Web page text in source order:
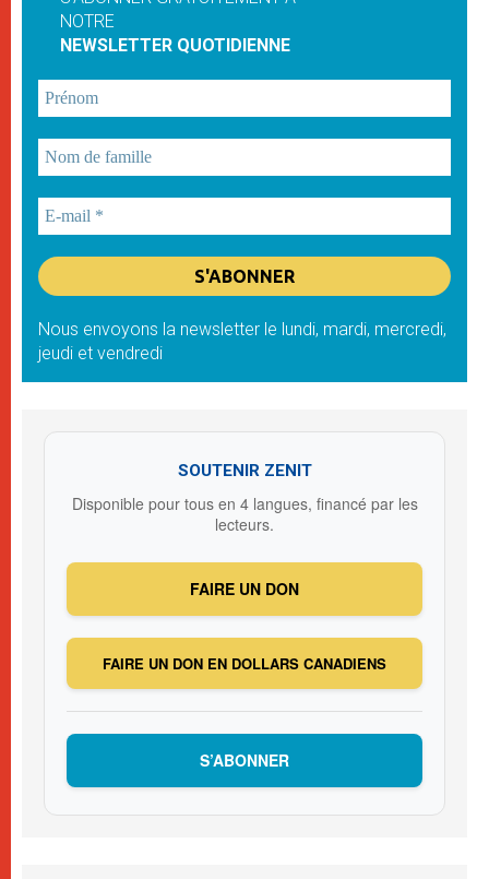
NOTRE
NEWSLETTER QUOTIDIENNE
Nous envoyons la newsletter le lundi, mardi, mercredi,
jeudi et vendredi
SOUTENIR ZENIT
Disponible pour tous en 4 langues, financé par les
lecteurs.
FAIRE UN DON
FAIRE UN DON EN DOLLARS CANADIENS
S’ABONNER